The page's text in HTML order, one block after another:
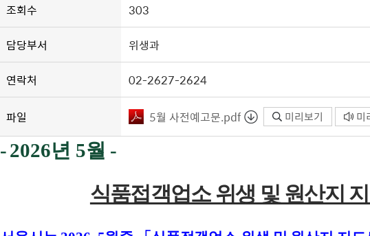
조회수 303
담당부서 위생과
연락처 02-2627-2624
파일 5월 사전예고문.pdf 미리보기 미
-2026년 5월 -
식품접객업소 위생 및 원산지